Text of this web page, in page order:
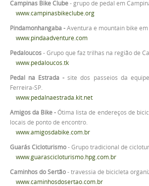
Campinas Bike Clube- grupo de pedal em
www.campinasbikeclube.org
Pindamonhangaba -Aventura e mountain bike em
www.pindaadventure.com
Pedaloucos- Grupo que faz trilhas na região de
www.pedaloucos.tk
Pedal na Estrada -site dos passeios da
Ferreira-SP.
www.pedalnaestrada.kit.net
Amigos da Bike -Ótima lista de endereços de
locais de ponto de encontro.
www.amigosdabike.com.br
Guarás Cicloturismo- Grupo tradicional de
www.guarascicloturismo.hpg.com.br
Caminhos do Sertão- travessia de bicicleta
www.caminhosdosertao.com.br